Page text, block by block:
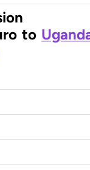
to